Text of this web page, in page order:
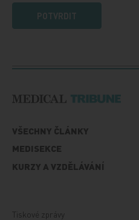
POTVRDIT
VŠECHNY ČLÁNKY
MEDISEKCE
KURZY A VZDĚLÁVÁNÍ
Tiskové zprávy